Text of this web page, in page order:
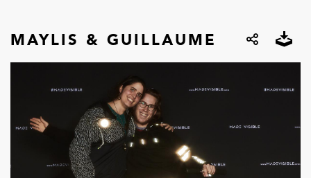
MAYLIS & GUILLAUME